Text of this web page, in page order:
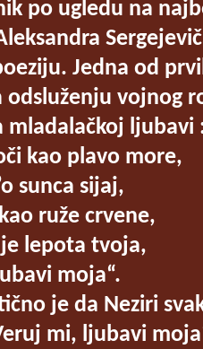
po ugledu na
Jedna od
vojnog
mladalačkoj ljubavi
kao plavo more,
sunca sijaj,
ruže crvene,
lepota tvoja,
moja“.
je da Neziri
mi, ljubavi